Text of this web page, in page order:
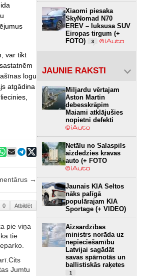
var tikt
logu
atgādina
→
0 Atbildēt
pie viņa
tie
Jumtu
Xiaomi piesaka
SkyNomad N70
EREV – luksusa SUV
Eiropas tirgum (+
FOTO)
3
JAUNIE RAKSTI
Miljardu vērtajam
Aston Martin
debesskrāpim
Maiami atklājušies
nopietni defekti
Netālu no Salaspils
aizdedzies kravas
auto (+ FOTO
Jaunais KIA Seltos
nāks palīgā
populārajam KIA
Sportage (+ VIDEO)
Aizsardzības
ministrs norāda uz
nepieciešamību
Latvijai sagādāt
savas spārnotās un
ballistiskās raķetes
1